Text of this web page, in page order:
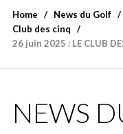
Home News du Golf
Club des cinq
26 juin 2025 : LE CLUB
NEWS